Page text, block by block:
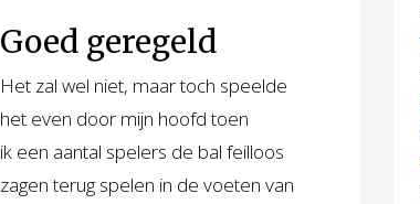
Goed geregeld
Het zal wel niet, maar toch speelde
het even door mijn hoofd toen
ik een aantal spelers de bal feilloos
zagen terug spelen in de voeten van